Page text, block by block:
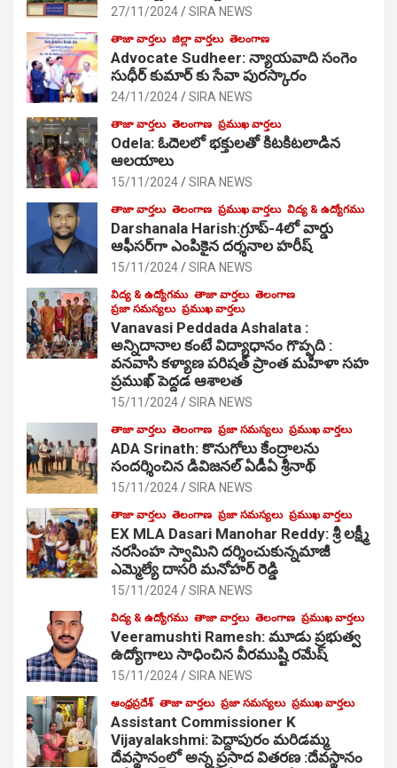
27/11/2024 SIRA NEWS
తాజా వార్తలు జిల్లా వార్తలు తెలంగాణ
Advocate Sudheer: న్యాయవాది సంగెం
సుధీర్ కుమార్ కు సేవా పురస్కారం
24/11/2024 SIRA NEWS
తాజా వార్తలు తెలంగాణ ప్రముఖ వార్తలు
Odela: ఓదెల‌లో భక్తులతో కిటకిటలాడిన
ఆల‌యాలు
15/11/2024 SIRA NEWS
తాజా వార్తలు తెలంగాణ ప్రముఖ వార్తలు విద్య & ఉద్యోగము
Darshanala Harish:గ్రూప్-4లో వార్డు
ఆఫీసర్‌గా ఎంపికైన దర్శనాల హరీష్
15/11/2024 SIRA NEWS
విద్య & ఉద్యోగము తాజా వార్తలు తెలంగాణ
ప్రజా సమస్యలు ప్రముఖ వార్తలు
Vanavasi Peddada Ashalata :
అన్నిదానాల కంటే విద్యాధానం గొప్పది :
వనవాసి కళ్యాణ పరిషత్ ప్రాంత మహిళా సహ
ప్రముఖ్ పెద్దడ ఆశాలత
15/11/2024 SIRA NEWS
తాజా వార్తలు తెలంగాణ ప్రజా సమస్యలు ప్రముఖ వార్తలు
ADA Srinath: కొనుగోలు కేంద్రాల‌ను
సంద‌ర్శించిన డివిజనల్ ఏడీఏ శ్రీనాథ్
15/11/2024 SIRA NEWS
తాజా వార్తలు తెలంగాణ ప్రజా సమస్యలు ప్రముఖ వార్తలు
EX MLA Dasari Manohar Reddy: శ్రీ లక్ష్మీ
నరసింహ స్వామిని దర్శించుకున్నమాజీ
ఎమ్మెల్యే దాసరి మనోహర్ రెడ్డి
15/11/2024 SIRA NEWS
విద్య & ఉద్యోగము తాజా వార్తలు తెలంగాణ ప్రముఖ వార్తలు
Veeramushti Ramesh: మూడు ప్రభుత్వ
ఉద్యోగాలు సాధించిన వీరముష్టి రమేష్
15/11/2024 SIRA NEWS
ఆంధ్రప్రదేశ్ తాజా వార్తలు ప్రజా సమస్యలు ప్రముఖ వార్తలు
Assistant Commissioner K
Vijayalakshmi: పెద్దాపురం మరిడమ్మ
దేవస్థానంలో అన్న ప్రసాద వితరణ :దేవస్థానం